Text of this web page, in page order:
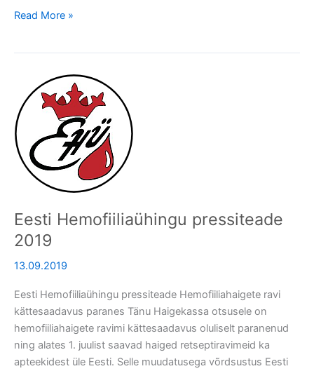
Read More »
Eesti Hemofiiliaühingu pressiteade
2019
13.09.2019
Eesti Hemofiiliaühingu pressiteade Hemofiiliahaigete ravi
kättesaadavus paranes Tänu Haigekassa otsusele on
hemofiiliahaigete ravimi kättesaadavus oluliselt paranenud
ning alates 1. juulist saavad haiged retseptiravimeid ka
apteekidest üle Eesti. Selle muudatusega võrdsustus Eesti
Hemofiiliaühingu
pressiteade
2019